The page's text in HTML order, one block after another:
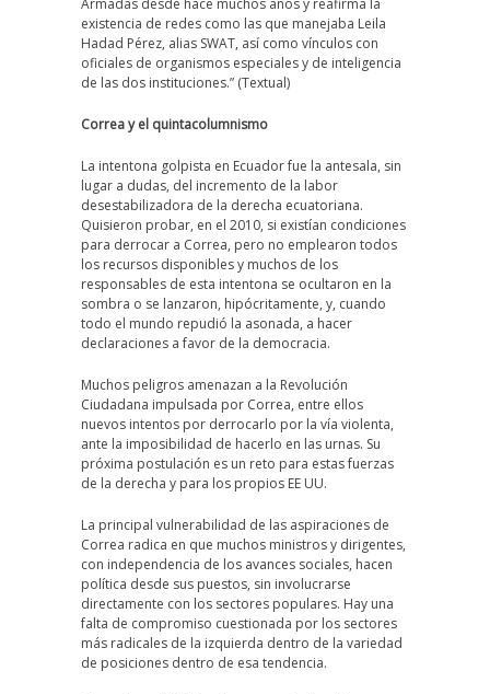
Armadas desde hace muchos años y reafirma la
existencia de redes como las que manejaba Leila
Hadad Pérez, alias SWAT, así como vínculos con
oficiales de organismos especiales y de inteligencia
de las dos instituciones.” (Textual)
Correa y el quintacolumnismo
La intentona golpista en Ecuador fue la antesala, sin
lugar a dudas, del incremento de la labor
desestabilizadora de la derecha ecuatoriana.
Quisieron probar, en el 2010, si existían condiciones
para derrocar a Correa, pero no emplearon todos
los recursos disponibles y muchos de los
responsables de esta intentona se ocultaron en la
sombra o se lanzaron, hipócritamente, y, cuando
todo el mundo repudió la asonada, a hacer
declaraciones a favor de la democracia.
Muchos peligros amenazan a la Revolución
Ciudadana impulsada por Correa, entre ellos
nuevos intentos por derrocarlo por la vía violenta,
ante la imposibilidad de hacerlo en las urnas. Su
próxima postulación es un reto para estas fuerzas
de la derecha y para los propios EE UU.
La principal vulnerabilidad de las aspiraciones de
Correa radica en que muchos ministros y dirigentes,
con independencia de los avances sociales, hacen
política desde sus puestos, sin involucrarse
directamente con los sectores populares. Hay una
falta de compromiso cuestionada por los sectores
más radicales de la izquierda dentro de la variedad
de posiciones dentro de esa tendencia.